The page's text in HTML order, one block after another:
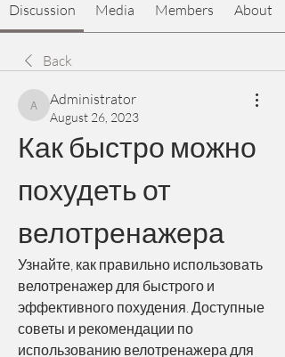
Discussion Media Members About
Back
Administrator
Administrator
August 26, 2023
Как быстро можно
похудеть от
велотренажера
Узнайте, как правильно использовать
велотренажер для быстрого и
эффективного похудения. Доступные
советы и рекомендации по
использованию велотренажера для